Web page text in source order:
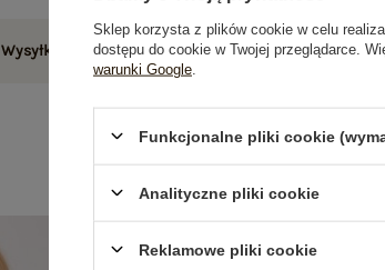
Wysyłka i dostawa Zwroty i reklamacje
Sklep korzysta z plików cookie w celu
dostępu do cookie w Twojej przeglądarce.
warunki Google
Funkcjonalne pliki cookie
Analityczne pliki cookie
Reklamowe pliki cookie